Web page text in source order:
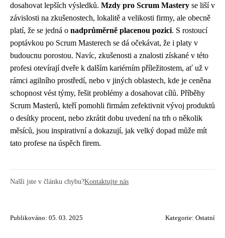
dosahovat lepších výsledků. Mzdy pro Scrum Mastery se liší v
závislosti na zkušenostech, lokalitě a velikosti firmy, ale obecně
platí, že se jedná o nadprůměrně placenou pozici. S rostoucí
poptávkou po Scrum Masterech se dá očekávat, že i platy v
budoucnu porostou. Navíc, zkušenosti a znalosti získané v této
profesi otevírají dveře k dalším kariérním příležitostem, ať už v
rámci agilního prostředí, nebo v jiných oblastech, kde je ceněna
schopnost vést týmy, řešit problémy a dosahovat cílů. Příběhy
Scrum Masterů, kteří pomohli firmám zefektivnit vývoj produktů
o desítky procent, nebo zkrátit dobu uvedení na trh o několik
měsíců, jsou inspirativní a dokazují, jak velký dopad může mít
tato profese na úspěch firem.
Našli jste v článku chybu?Kontaktujte nás
Publikováno: 05. 03. 2025 Kategorie: Ostatní